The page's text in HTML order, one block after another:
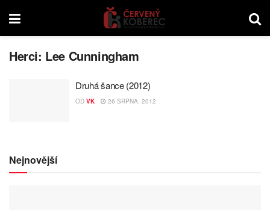
Herci: Lee Cunningham
Druhá šance (2012)
OD VK 26 SRPNA, 2012
Nejnovější